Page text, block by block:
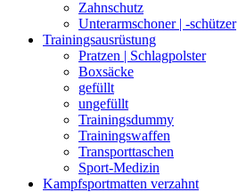
Zahnschutz
Unterarmschoner | -schützer
Trainingsausrüstung
Pratzen | Schlagpolster
Boxsäcke
gefüllt
ungefüllt
Trainingsdummy
Trainingswaffen
Transporttaschen
Sport-Medizin
Kampfsportmatten verzahnt